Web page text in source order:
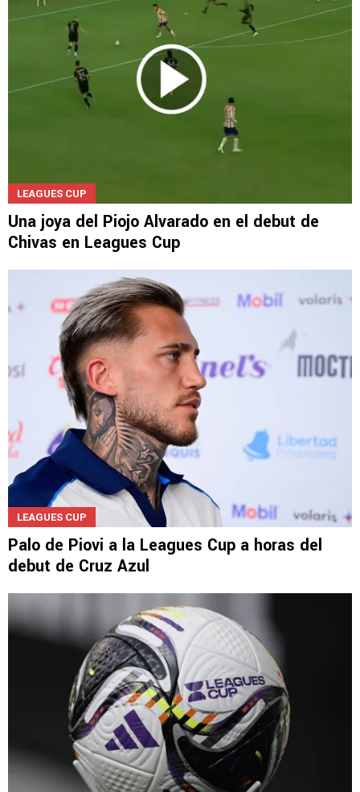
LEAGUES CUP
Una joya del Piojo Alvarado en el debut de
Chivas en Leagues Cup
LEAGUES CUP
Palo de Piovi a la Leagues Cup a horas del
debut de Cruz Azul